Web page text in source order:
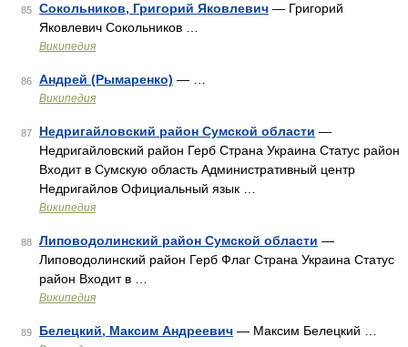
85 Сокольников, Григорий Яковлевич — Григорий
Яковлевич Сокольников …
Википедия
86 Андрей (Рымаренко) — …
Википедия
87 Недригайловский район Сумской области —
Недригайловский район Герб Страна Украина Статус район
Входит в Сумскую область Административный центр
Недригайлов Официальный язык …
Википедия
88 Липоводолинский район Сумской области —
Липоводолинский район Герб Флаг Страна Украина Статус
район Входит в …
Википедия
89 Белецкий, Максим Андреевич — Максим Белецкий …